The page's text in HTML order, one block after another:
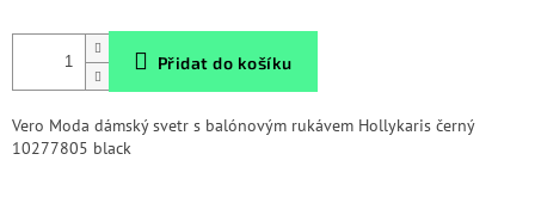
Přidat do košíku
Vero Moda dámský svetr s balónovým rukávem Hollykaris černý
10277805 black